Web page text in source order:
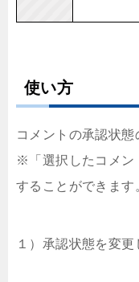
使い方
コメントの承認状態
※「選択したコメン
することができます
１）承認状態を変更